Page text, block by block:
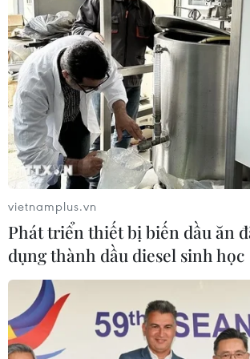
nặn mụn không?
23/03/2026 01:29
Công an Thành phố Hồ Chí Minh
cảnh báo hiểm họa từ mỹ phẩm giả
20/03/2026 22:54
Hiểu đúng về pro-retinol, retinol và
retinoic axít trước khi bôi lên da
14/03/2026 01:38
Làm sạch da an toàn với 3 công thức
vietnamplus.vn
Phát triển thiết bị biến dầu ăn
dụng thành dầu diesel sinh học